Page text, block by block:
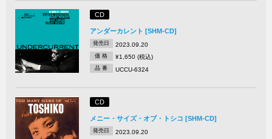
CD
アンダーカレント [SHM-CD]
発売日 2023.09.20
価 格 ¥1,650 (税込)
品 番 UCCU-6324
CD
メニー・サイズ・オブ・トシコ [SHM-CD]
発売日 2023.09.20